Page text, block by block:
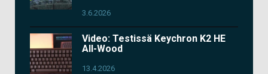
3.6.2026
Video: Testissä Keychron K2 HE
All-Wood
13.4.2026